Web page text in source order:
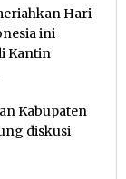
Hari
ini
Kantin
Kabupaten
diskusi